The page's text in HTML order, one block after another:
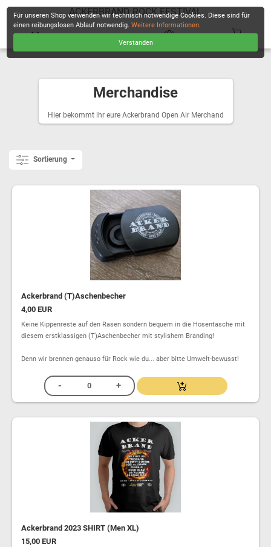
ACKERBRAND ROCK FESTIVAL
Merchandise
Hier bekommt ihr eure Ackerbrand Open Air Merchand
Sortierung
Ackerbrand (T)Aschenbecher
4,00 EUR
Keine Kippenreste auf den Rasen sondern bequem in die Hosentasche mit
diesem erstklassigen (T)Aschenbecher mit stylishem Branding!
Denn wir brennen genauso für Rock wie du... aber bitte Umwelt-bewusst!
Ackerbrand 2023 SHIRT (Men XL)
15,00 EUR
Für unseren Shop verwenden wir technisch notwendige Cookies. Diese sind für
einen reibungslosen Ablauf notwendig.Weitere Informationen.
Verstanden